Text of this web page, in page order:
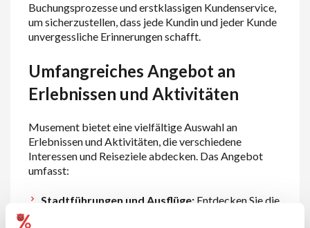
Buchungsprozesse und erstklassigen Kundenservice,
um sicherzustellen, dass jede Kundin und jeder Kunde
unvergessliche Erinnerungen schafft.
Umfangreiches Angebot an
Erlebnissen und Aktivitäten
Musement bietet eine vielfältige Auswahl an
Erlebnissen und Aktivitäten, die verschiedene
Interessen und Reiseziele abdecken. Das Angebot
umfasst:
Stadtführungen und Ausflüge:Entdecken Sie die